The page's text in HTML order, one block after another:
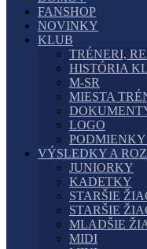
FANSHOP
NOVINKY
KLUB
TRÉNERI,
HISTÓRIA
M-SR
MIESTA
LOGO
VÝSLEDKY A
JUNIORKY
KADETKY
STARŠIE
STARŠIE
MLADŠIE
MIDI